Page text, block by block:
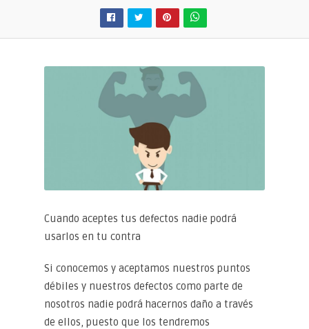
Cuando aceptes tus defectos nadie podrá
usarlos en tu contra
Si conocemos y aceptamos nuestros puntos
débiles y nuestros defectos como parte de
nosotros nadie podrá hacernos daño a través
de ellos, puesto que los tendremos